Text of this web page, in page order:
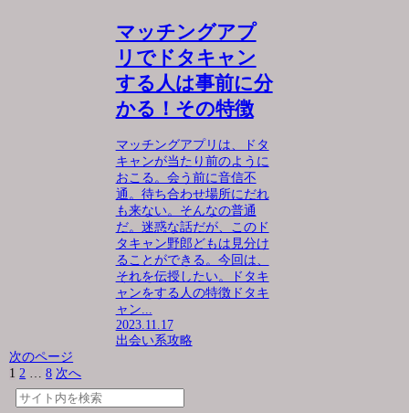
マッチングアプ
リでドタキャン
する人は事前に分
かる！その特徴
マッチングアプリは、ドタ
キャンが当たり前のように
おこる。会う前に音信不
通。待ち合わせ場所にだれ
も来ない。そんなの普通
だ。迷惑な話だが、このド
タキャン野郎どもは見分け
ることができる。今回は、
それを伝授したい。ドタキ
ャンをする人の特徴ドタキ
ャン...
2023.11.17
出会い系攻略
次のページ
1 2 … 8 次へ